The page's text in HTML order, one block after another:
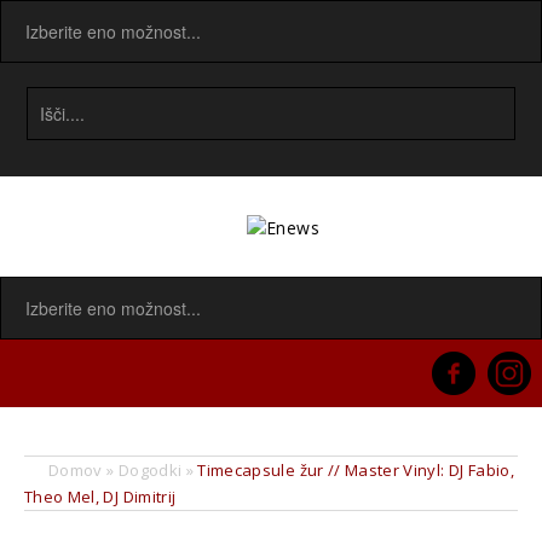
Domov » Dogodki »Timecapsule žur // Master Vinyl: DJ Fabio,
Theo Mel, DJ Dimitrij